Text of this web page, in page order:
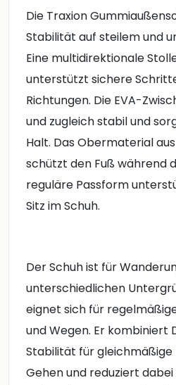
Die Traxion
Stabilität auf steilem und
Eine multidirektionale
unterstützt sichere
Richtungen. Die EVA-
und zugleich stabil und
Halt. Das Obermaterial
schützt den Fuß während
reguläre Passform
Sitz im Schuh.
Der Schuh ist für
unterschiedlichen
eignet sich für
und Wegen. Er kombiniert
Stabilität für gleichmäßige
Gehen und reduziert